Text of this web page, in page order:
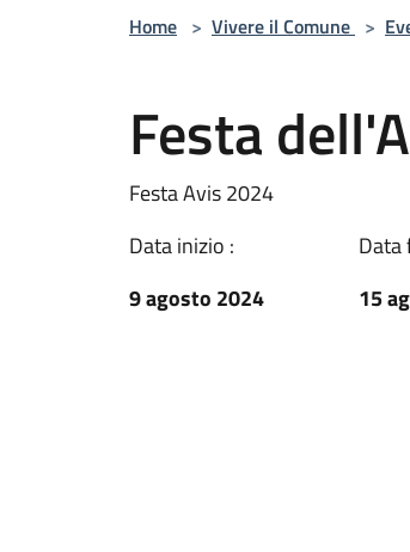
Home > Vivere il Comune >
Festa
Festa Avis 2024
Data inizio :
9 agosto 2024
Data
15